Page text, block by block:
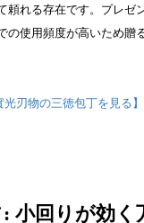
頼れる存在です。 プレゼ
の使用頻度が高いため贈
光刃物の三徳包丁を見る】
小回りが効く